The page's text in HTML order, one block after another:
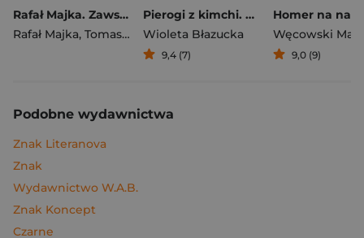
Rafał Majka. Zawsze z przodu. Rozmawia Tomasz Kalemba - książka z autografem
Rafał Majka, Tomasz Kalemba
Pierogi z kimchi. Moje ulubione azjatyckie przepisy
Wioleta Błazucka
9,4 (7)
Węcowski
9,0 (9)
Podobne wydawnictwa
Znak Literanova
Znak
Wydawnictwo W.A.B.
Znak Koncept
Czarne